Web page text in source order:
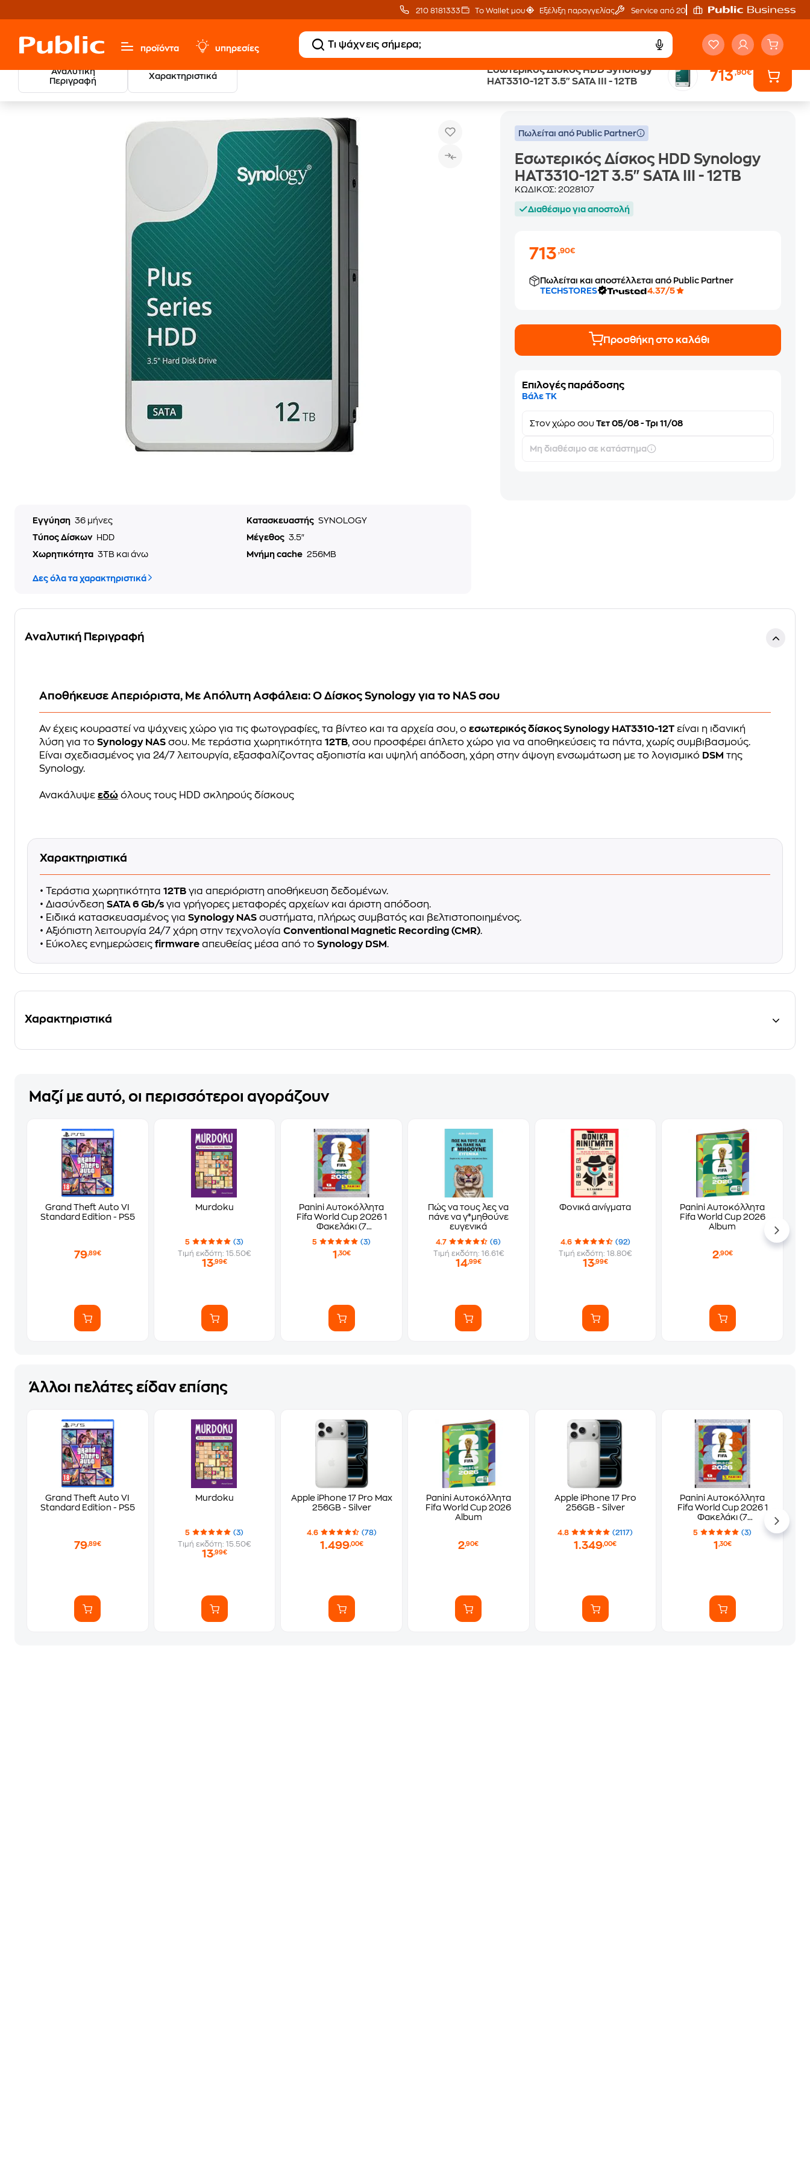
210 8181333 Το Wallet μου Εξέλιξη παραγγελίας Service από 20'
προϊόντα υπηρεσίες
Αναλυτική
Περιγραφή
Χαρακτηριστικά
Εσωτερικός Δίσκος HDD Synology
HAT3310-12T 3.5" SATA III - 12TB
713,90€
Υπολογιστές & Περιφερειακά
Εσωτερικός Δίσκος HDD Synology HAT3310-12T 3.5" SATA III - 12TB
Εγγύηση 36 μήνες Κατασκευαστής SYNOLOGY
Τύπος Δίσκων HDD Μέγεθος 3.5"
Χωρητικότητα 3TB και άνω Μνήμη cache 256MB
Δες όλα τα χαρακτηριστικά
Πωλείται από Public Partner
Εσωτερικός Δίσκος HDD Synology
HAT3310-12T 3.5" SATA III - 12TB
ΚΩΔΙΚΟΣ:2028107
Διαθέσιμο για αποστολή
713,90€
Πωλείται και αποστέλλεται από Public Partner
TECHSTORES
4.37/5
Προσθήκη στο καλάθι
Επιλογές παράδοσης
Βάλε ΤΚ
Στονχώρο σου Τετ 05/08 - Τρι 11/08
Μη διαθέσιμο σε κατάστημα
Αναλυτική Περιγραφή
Αποθήκευσε Απεριόριστα, Με Απόλυτη Ασφάλεια: Ο Δίσκος Synology για το NAS σου
Αν έχεις κουραστεί να ψάχνεις χώρο για τις φωτογραφίες, τα βίντεο και τα αρχεία σου, ο εσωτερικός δίσκος Synology HAT3310-12T είναι η ιδανική
λύση για το Synology NAS σου. Με τεράστια χωρητικότητα 12TB, σου προσφέρει άπλετο χώρο για να αποθηκεύσεις τα πάντα, χωρίς συμβιβασμούς.
Είναι σχεδιασμένος για 24/7 λειτουργία, εξασφαλίζοντας αξιοπιστία και υψηλή απόδοση, χάρη στην άψογη ενσωμάτωση με το λογισμικό DSM της
Synology.
Ανακάλυψε εδώ όλους τους HDD σκληρούς δίσκους
Χαρακτηριστικά
• Τεράστια χωρητικότητα 12TB για απεριόριστη αποθήκευση δεδομένων.
• Διασύνδεση SATA 6 Gb/s για γρήγορες μεταφορές αρχείων και άριστη απόδοση.
• Ειδικά κατασκευασμένος για Synology NAS συστήματα, πλήρως συμβατός και βελτιστοποιημένος.
• Αξιόπιστη λειτουργία 24/7 χάρη στην τεχνολογία Conventional Magnetic Recording (CMR).
• Εύκολες ενημερώσεις firmware απευθείας μέσα από το Synology DSM.
Χαρακτηριστικά
Μαζί με αυτό, οι περισσότεροι αγοράζουν
Grand Theft Auto VI
Standard Edition - PS5
79,89€
Murdoku
5
(3)
Τιμή εκδότη: 15.50€
13,99€
Panini Αυτοκόλλητα
Fifa World Cup 2026 1
Φακελάκι (7
Αυτοκόλλητα)
5 (3)
1 ,30€
Πώς να τους λες να
πάνε να γ*μηθούνε
ευγενικά
4.7
(6)
Τιμή εκδότη: 16.61€
14,99€
Φονικά αινίγματα
4.6
(92)
Τιμή εκδότη: 18.80€
13,99€
Panini Αυτοκόλλητα
Fifa World Cup 2026
Album
2,90€
Άλλοι πελάτες είδαν επίσης
Grand Theft Auto VI
Standard Edition - PS5
79,89€
Murdoku
5
(3)
Τιμή εκδότη: 15.50€
13,99€
Apple iPhone 17 Pro Max
256GB - Silver
4.6 (78)
1.499,00€
Panini Αυτοκόλλητα
Fifa World Cup 2026
Album
2,90€
Apple iPhone 17 Pro
256GB - Silver
4.8 (2117)
1.349,00€
Panini Αυτοκόλλητα
Fifa World Cup 2026 1
Φακελάκι (7
Αυτοκόλλητα)
5 (3)
1 ,30€